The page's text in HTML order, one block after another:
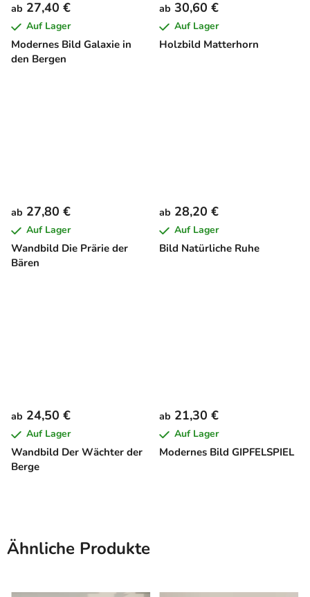
Modernes Bild Galaxie in
den Bergen
ab 27,40 €
Auf Lager
Holzbild Matterhorn
ab 30,60 €
Auf Lager
Wandbild Die Prärie der
Bären
ab 27,80 €
Auf Lager
Bild Natürliche Ruhe
ab 28,20 €
Auf Lager
Wandbild Der Wächter der
Berge
ab 24,50 €
Auf Lager
Modernes Bild GIPFELSPIEL
ab 21,30 €
Auf Lager
Ähnliche Produkte